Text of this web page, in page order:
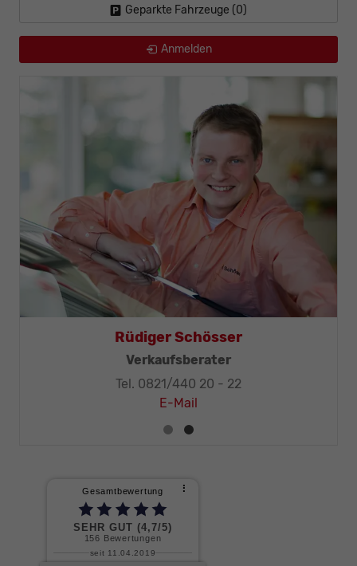
Geparkte Fahrzeuge (0)
Anmelden
Rüdiger Schösser
Verkaufsberater
Tel. 0821/440 20 - 22
E-Mail